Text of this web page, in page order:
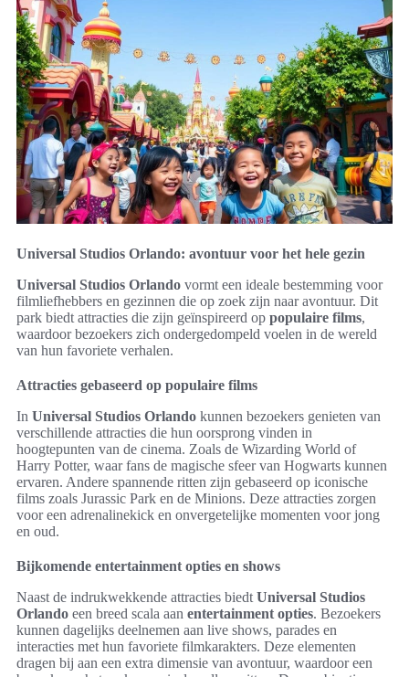
Universal Studios Orlando: avontuur voor het hele gezin
Universal Studios Orlando vormt een ideale bestemming voor
filmliefhebbers en gezinnen die op zoek zijn naar avontuur. Dit
park biedt attracties die zijn geïnspireerd op populaire films,
waardoor bezoekers zich ondergedompeld voelen in de wereld
van hun favoriete verhalen.
Attracties gebaseerd op populaire films
In Universal Studios Orlando kunnen bezoekers genieten van
verschillende attracties die hun oorsprong vinden in
hoogtepunten van de cinema. Zoals de Wizarding World of
Harry Potter, waar fans de magische sfeer van Hogwarts kunnen
ervaren. Andere spannende ritten zijn gebaseerd op iconische
films zoals Jurassic Park en de Minions. Deze attracties zorgen
voor een adrenalinekick en onvergetelijke momenten voor jong
en oud.
Bijkomende entertainment opties en shows
Naast de indrukwekkende attracties biedt Universal Studios
Orlando een breed scala aan entertainment opties. Bezoekers
kunnen dagelijks deelnemen aan live shows, parades en
interacties met hun favoriete filmkarakters. Deze elementen
dragen bij aan een extra dimensie van avontuur, waardoor een